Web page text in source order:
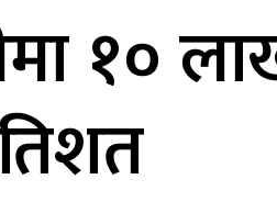
१०